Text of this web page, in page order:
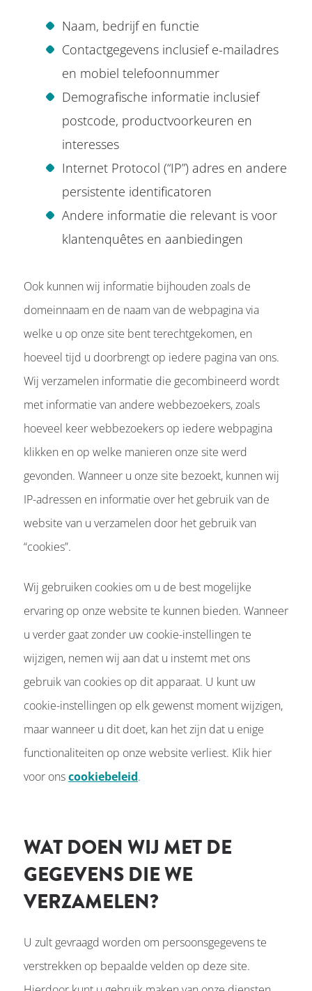
Naam, bedrijf en functie
Contactgegevens inclusief e-mailadres
en mobiel telefoonnummer
Demografische informatie inclusief
postcode, productvoorkeuren en
interesses
Internet Protocol (“IP”) adres en andere
persistente identificatoren
Andere informatie die relevant is voor
klantenquêtes en aanbiedingen
Ook kunnen wij informatie bijhouden zoals de
domeinnaam en de naam van de webpagina via
welke u op onze site bent terechtgekomen, en
hoeveel tijd u doorbrengt op iedere pagina van ons.
Wij verzamelen informatie die gecombineerd wordt
met informatie van andere webbezoekers, zoals
hoeveel keer webbezoekers op iedere webpagina
klikken en op welke manieren onze site werd
gevonden. Wanneer u onze site bezoekt, kunnen wij
IP-adressen en informatie over het gebruik van de
website van u verzamelen door het gebruik van
“cookies”.
Wij gebruiken cookies om u de best mogelijke
ervaring op onze website te kunnen bieden. Wanneer
u verder gaat zonder uw cookie-instellingen te
wijzigen, nemen wij aan dat u instemt met ons
gebruik van cookies op dit apparaat. U kunt uw
cookie-instellingen op elk gewenst moment wijzigen,
maar wanneer u dit doet, kan het zijn dat u enige
functionaliteiten op onze website verliest. Klik hier
voor onscookiebeleid.
WAT DOEN WIJ MET DE
GEGEVENS DIE WE
VERZAMELEN?
U zult gevraagd worden om persoonsgegevens te
verstrekken op bepaalde velden op deze site.